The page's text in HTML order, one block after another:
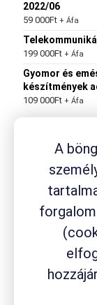
A
2022/06
59 000Ft + Áfa
199 000Ft + Áfa
Gyomor és
készítmények
109 000Ft + Áfa
Termék
Aleve Ambrobene
gyógyszer